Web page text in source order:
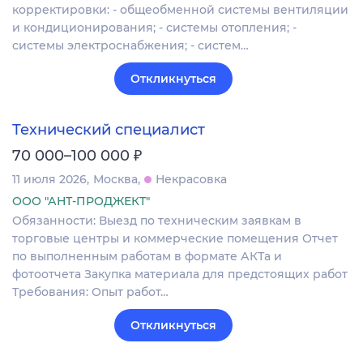
корректировки: - общеобменной системы вентиляции
и кондиционирования; - системы отопления; -
системы электроснабжения; - систем…
Откликнуться
Технический специалист
70 000–100 000 ₽
11 июля 2026 Москва
Некрасовка
ООО "АНТ-ПРОДЖЕКТ"
Обязанности: Выезд по техническим заявкам в
торговые центры и коммерческие помещения Отчет
по выполненным работам в формате АКТа и
фотоотчета Закупка материала для предстоящих работ
Требования: Опыт работ…
Откликнуться